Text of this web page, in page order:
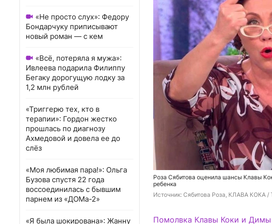
«Не просто слух»: Федору
Бондарчуку приписывают
новый роман — с кем
«Всё, потеряла я мужа»:
Ивлеева подарила Филиппу
Бегаку дорогущую лодку за
1,2 млн рублей
«Триггерю тех, кто в
терапии»: Гордон жестко
прошлась по диагнозу
Ахмедовой и довела ее до
слёз
«Моя любимая пара!»: Ольга
Бузова спустя 22 года
воссоединилась с бывшим
парнем из «ДОМа-2»
«Я была шокирована»: Жанну
Роза Сябитова оценила шансы Клавы
ребенка
Источник: Сябитова Роза, КЛАВА КОКА /
Помолвка Клавы Коки и Димы